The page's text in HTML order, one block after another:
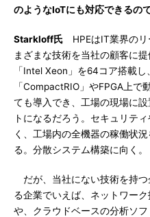
のようなIoTにも対応できるの
Starkloff氏 HPEはIT業界のリ
まざまな技術を当社の顧客に
「Intel Xeon」を64コア搭載
「CompactRIO」やFPGA上で
ても導入でき、工場の現場に
トになるだろう。セキュリテ
く、工場内の全機器の稼働状
る。分散システム構築に向く。
だが、当社にない技術を持
る企業でいえば、ネットワー
や、クラウドベースの分析ソ